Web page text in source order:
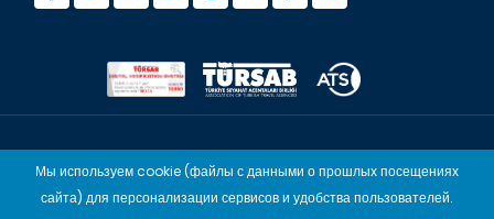
© Copyright 2015 - 2026,Tourwix.de
Artmodern UG (Haftungsbeschränkt) Действует в соответствии
Мы используем cookie (файлы с данными о прошлых посещениях
сайта) для персонализации сервисов и удобства пользователей.